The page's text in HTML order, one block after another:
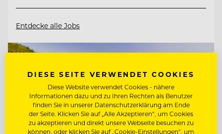
Entdecke alle Jobs
DIESE SEITE VERWENDET COOKIES
Diese Website verwendet Cookies - nähere
Informationen dazu und zu Ihren Rechten als Benutzer
finden Sie in unserer Datenschutzerklärung am Ende
der Seite. Klicken Sie auf „Alle Akzeptieren“, um Cookies
zu akzeptieren und direkt unsere Webseite besuchen zu
können, oder klicken Sie auf „Cookie-Einstellungen“, um